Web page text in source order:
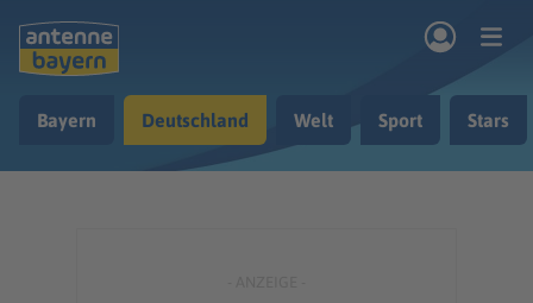
Bayern Deutschland Welt Sport Stars